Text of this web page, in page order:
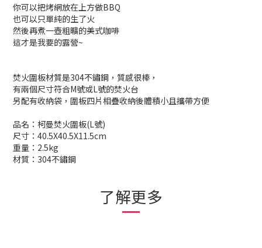
你可以把烤網放在上方做BBQ
也可以只單純的生了火
然後再煮一壺粗曠的美式咖啡
這才是我要的露營~
焚火圍板材質是304不鏽鋼，質感很棒，
有兩個尺寸符合M號或L號的焚火台
另配有收納袋，圍板四片相疊收納後體積小且攜帶方便
品名：柯曼焚火圍板(L號)
尺寸：40.5X40.5X11.5cm
重量：2.5kg
材質：304不鏽鋼
了解更多